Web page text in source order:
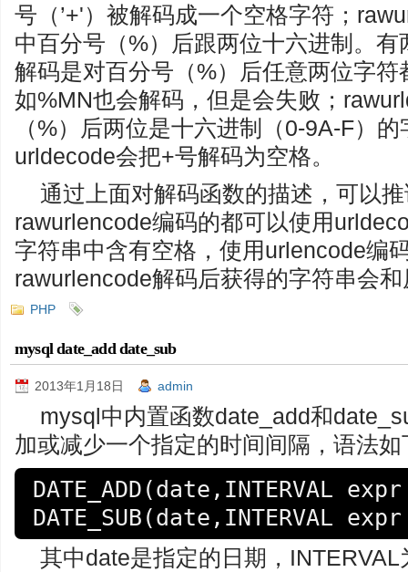
号（’+'）被解码成一个空格字符；
中百分号（%）后跟两位十六进制。
解码是对百分号（%）后任意两位字
如%MN也会解码，但是会失败；
（%）后两位是十六进制（0-9A-F）
urldecode会把+号解码为空格。
通过上面对解码函数的描述，可以
rawurlencode编码的都可以使用
字符串中含有空格，使用urlencode编
rawurlencode解码后获得的字符串会
PHP
mysql date_add date_sub
2013年1月18日 admin
mysql中内置函数date_add和
加或减少一个指定的时间间隔，语法如
DATE_ADD(date,INTERVAL
DATE_SUB(date,INTERVAL
其中date是指定的日期，